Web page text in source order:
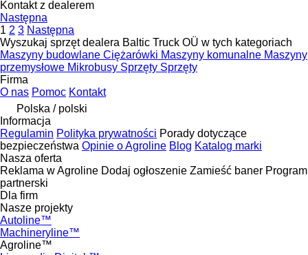
Kontakt z dealerem
Następna
1 2 3 Następna
Wyszukaj sprzęt dealera Baltic Truck OÜ w tych kategoriach
Maszyny budowlane Ciężarówki Maszyny komunalne Maszyny
przemysłowe Mikrobusy Sprzęty Sprzęty
Firma
O nas Pomoc Kontakt
Polska / polski
Informacja
Regulamin Polityka prywatności Porady dotyczące
bezpieczeństwa Opinie o Agroline Blog Katalog marki
Nasza oferta
Reklama w Agroline Dodaj ogłoszenie Zamieść baner Program
partnerski
Dla firm
Nasze projekty
Autoline™
Machineryline™
Agroline™